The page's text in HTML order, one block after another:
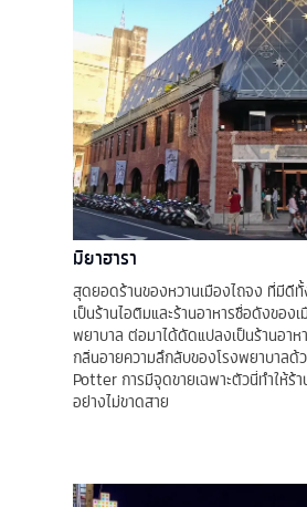
มิยาฮารา
สุดยอดร้านของหวานเมืองไถจง ที่มีดี
เป็นร้านไอติมและร้านอาหารชื่อดังของ
พยาบาล ต่อมาได้ดัดแปลงเป็นร้านอา
กลิ่นอายความลึกลับของโรงพยาบาล
Potter การมีจุดขายเฉพาะตัวนี่ทำให้ร้
อย่างไม่ขาดสาย